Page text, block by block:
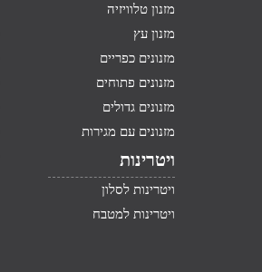
מזנון טלוויזיה
מזנון עץ
מזנונים כפריים
מזנונים פתוחים
מזנונים גדולים
מזנונים עם מגירות
ויטרינות
ויטרינות לסלון
ויטרינות למטבח